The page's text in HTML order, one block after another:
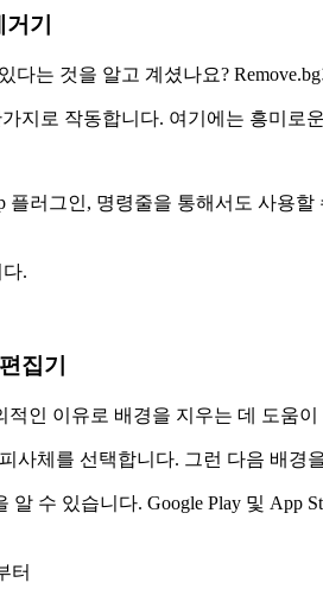
기
는 것을 알고 계셨나요?
지로 작동합니다. 여기에는 흥미로
플러그인, 명령줄을 통해서도 사
.
집기
인 이유로 배경을 지우는 데 도움
사체를 선택합니다. 그런 다음 배경
알 수 있습니다. Google Play 및
터